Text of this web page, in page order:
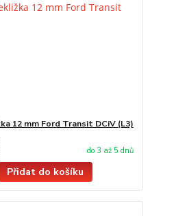
12 mm Ford Transit DCiV (L3)
do 3 až 5 dnů
Přidat do košíku